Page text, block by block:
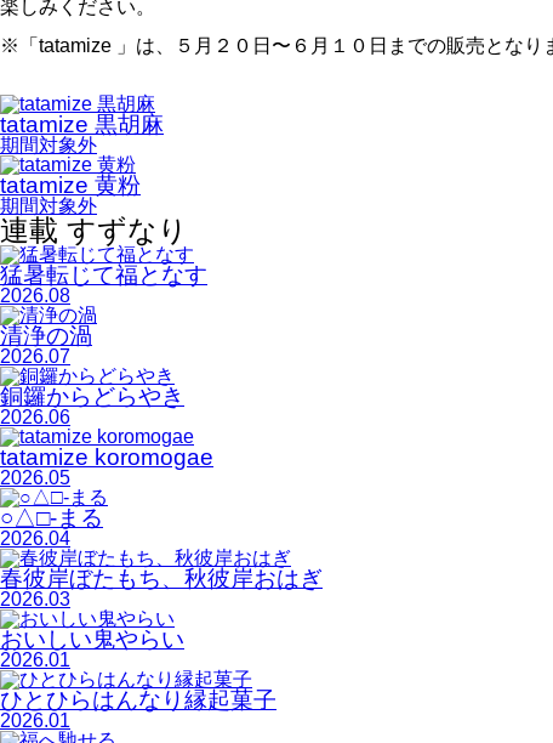
楽しみください。
※「tatamize 」は、５月２０日〜６月１０日までの販売となり
tatamize 黒胡麻
期間対象外
tatamize 黄粉
期間対象外
連載 すずなり
猛暑転じて福となす
2026.08
清浄の渦
2026.07
銅鑼からどらやき
2026.06
tatamize koromogae
2026.05
○△□-まる
2026.04
春彼岸ぼたもち、秋彼岸おはぎ
2026.03
おいしい鬼やらい
2026.01
ひとひらはんなり縁起菓子
2026.01